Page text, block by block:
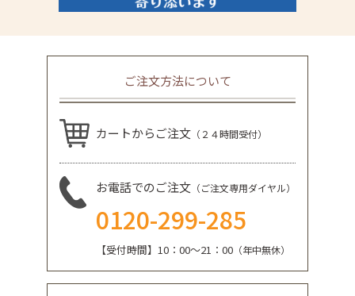
ご注文方法について
カートからご注文 （２４時間受付）
お電話でのご注文 （ご注文専用ダイヤル）
0120-299-285
【受付時間】10：00～21：00 （年中無休）